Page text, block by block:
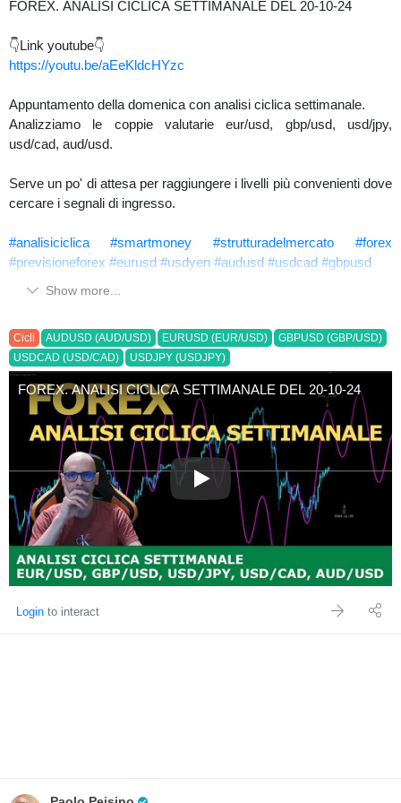
FOREX. ANALISI CICLICA SETTIMANALE DEL 20-10-24
👇Link youtube👇
https://youtu.be/aEeKldcHYzc
Appuntamento della domenica con analisi ciclica settimanale.
Analizziamo le coppie valutarie eur/usd, gbp/usd, usd/jpy,
usd/cad, aud/usd.
Serve un po' di attesa per raggiungere i livelli più convenienti dove
cercare i segnali di ingresso.
#analisiciclica #smartmoney #strutturadelmercato
#forex
#previsioneforex #eurusd #usdyen #audusd #usdcad #gbpusd
Show more...
Cicli AUDUSD (AUD/USD) EURUSD (EUR/USD)
GBPUSD (GBP/USD)
USDCAD (USD/CAD)
USDJPY (USDJPY)
FOREX. ANALISI CICLICA SETTIMANALE DEL 20-10-24
FOREX. ANALISI CICLICA
Login to interact